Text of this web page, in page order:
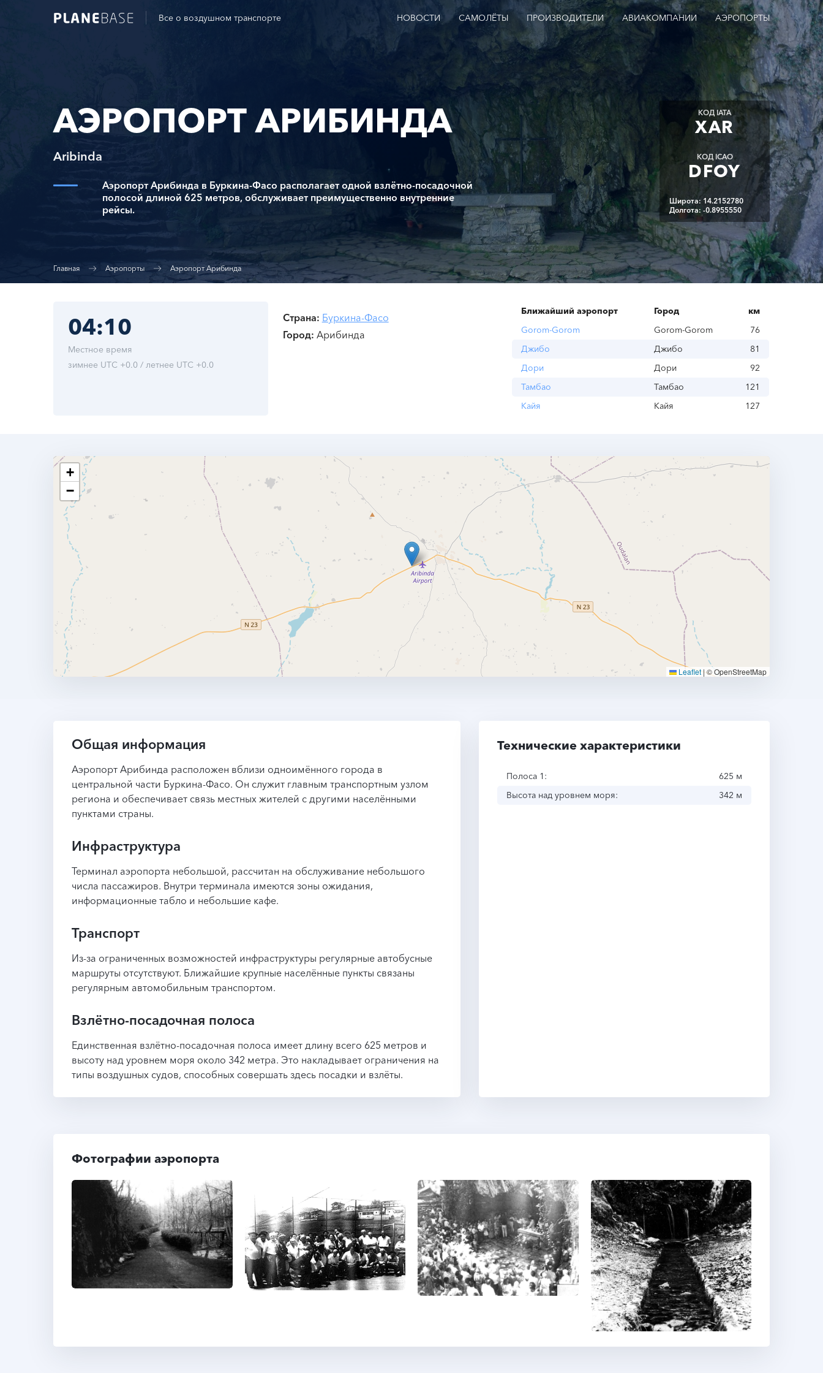
Все о воздушном транспорте НОВОСТИ САМОЛЁТЫ ПРОИЗВОДИТЕЛИ АВИАКОМПАНИИ АЭРОПОРТЫ
АЭРОПОРТ АРИБИНДА
Aribinda
Аэропорт Арибинда в Буркина-Фасо располагает одной взлётно-посадочной
полосой длиной 625 метров, обслуживает преимущественно внутренние
рейсы.
КОД IATA
XAR
КОД ICAO
DFOY
Широта: 14.2152780
Долгота: -0.8955550
Главная Аэропорты Аэропорт Арибинда
04:10
Местное время
зимнее UTC +0.0 / летнее UTC +0.0
Страна Буркина-Фасо
Город Арибинда
Ближайший аэропорт Город
км
Gorom-Gorom
Gorom-Gorom
76
Джибо
Джибо
81
Дори
Дори
92
Тамбао
Тамбао
121
Кайя
Кайя 127
+
−
Leaflet | © OpenStreetMap
Общая информация
Аэропорт Арибинда расположен вблизи одноимённого города в
центральной части Буркина-Фасо. Он служит главным транспортным узлом
региона и обеспечивает связь местных жителей с другими населёнными
пунктами страны.
Инфраструктура
Терминал аэропорта небольшой, рассчитан на обслуживание небольшого
числа пассажиров. Внутри терминала имеются зоны ожидания,
информационные табло и небольшие кафе.
Транспорт
Из-за ограниченных возможностей инфраструктуры регулярные автобусные
маршруты отсутствуют. Ближайшие крупные населённые пункты связаны
регулярным автомобильным транспортом.
Взлётно-посадочная полоса
Единственная взлётно-посадочная полоса имеет длину всего 625 метров и
высоту над уровнем моря около 342 метра. Это накладывает ограничения на
типы воздушных судов, способных совершать здесь посадки и взлёты.
Технические характеристики
Полоса 1:
625 м
Высота над уровнем моря:
342 м
Фотографии аэропорта